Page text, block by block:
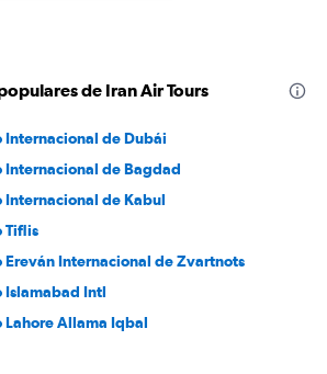
de Iran Air Tours
Internacional de Dubái
Internacional de Bagdad
Internacional de Kabul
Tiflis
Ereván Internacional de Zvartnots
Islamabad Intl
Lahore Allama Iqbal